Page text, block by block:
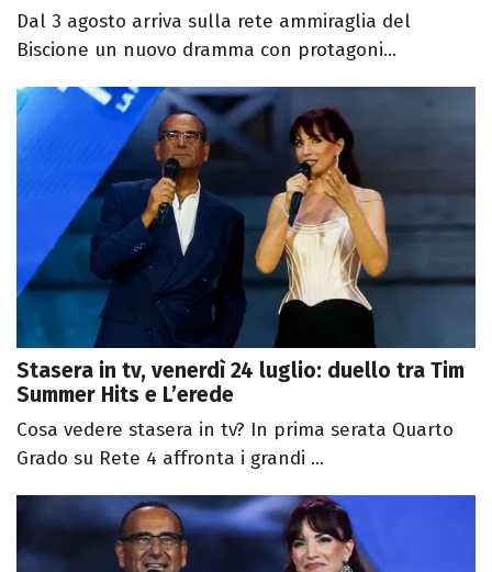
Dal 3 agosto arriva sulla rete ammiraglia del
Biscione un nuovo dramma con protagoni...
Stasera in tv, venerdì 24 luglio: duello tra Tim
Summer Hits e L’erede
Cosa vedere stasera in tv? In prima serata Quarto
Grado su Rete 4 affronta i grandi ...